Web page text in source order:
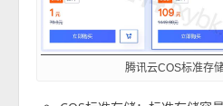
腾讯云COS标准存